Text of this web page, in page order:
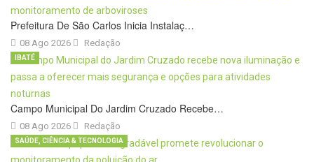
Prefeitura De São Carlos Inicia Instalaç…
08 Ago 2026 Redação
Campo Municipal Do Jardim Cruzado Recebe…
08 Ago 2026
IBATÉ
Redação
SAÚDE, CIÊNCIA & TECNOLOGIA